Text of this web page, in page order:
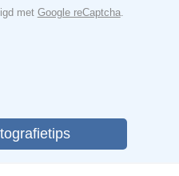
met Google reCaptcha.